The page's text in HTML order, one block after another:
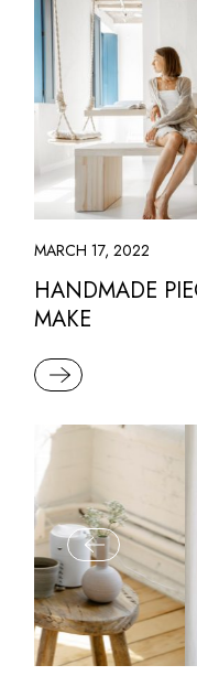
MARCH 17, 2022
HANDMADE
MAKE
READ MORE